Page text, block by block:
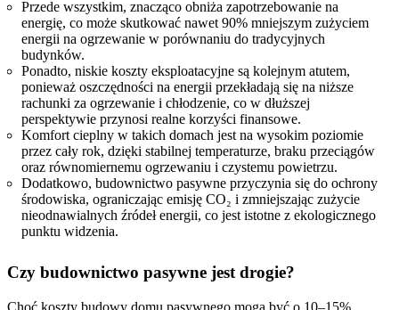
Przede wszystkim, znacząco obniża zapotrzebowanie na
energię, co może skutkować nawet 90% mniejszym zużyciem
energii na ogrzewanie w porównaniu do tradycyjnych
budynków.
Ponadto, niskie koszty eksploatacyjne są kolejnym atutem,
ponieważ oszczędności na energii przekładają się na niższe
rachunki za ogrzewanie i chłodzenie, co w dłuższej
perspektywie przynosi realne korzyści finansowe.
Komfort cieplny w takich domach jest na wysokim poziomie
przez cały rok, dzięki stabilnej temperaturze, braku przeciągów
oraz równomiernemu ogrzewaniu i czystemu powietrzu.
Dodatkowo, budownictwo pasywne przyczynia się do ochrony
środowiska, ograniczając emisję CO₂ i zmniejszając zużycie
nieodnawialnych źródeł energii, co jest istotne z ekologicznego
punktu widzenia.
Czy budownictwo pasywne jest drogie?